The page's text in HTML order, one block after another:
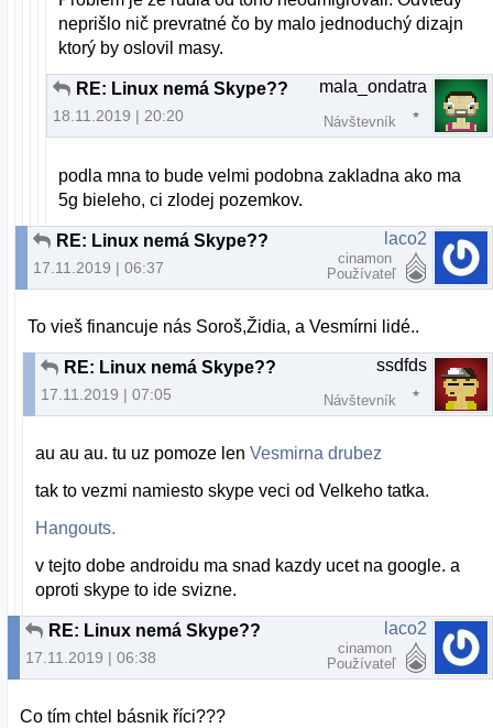
neprišlo nič prevratné čo by malo jednoduchý dizajn
ktorý by oslovil masy.
RE: Linux nemá Skype??
18.11.2019 | 20:20
mala_ondatra
Návštevník
podla mna to bude velmi podobna zakladna ako ma
5g bieleho, ci zlodej pozemkov.
RE: Linux nemá Skype??
17.11.2019 | 06:37
laco2
cinamon
Používateľ
To vieš financuje nás Soroš,Židia, a Vesmírni lidé..
RE: Linux nemá Skype??
17.11.2019 | 07:05
ssdfds
Návštevník
au au au. tu uz pomoze len Vesmirna drubez
tak to vezmi namiesto skype veci od Velkeho tatka.
Hangouts.
v tejto dobe androidu ma snad kazdy ucet na google. a
oproti skype to ide svizne.
RE: Linux nemá Skype??
17.11.2019 | 06:38
laco2
cinamon
Používateľ
Co tím chtel básnik říci???